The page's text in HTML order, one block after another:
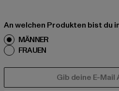
An welchen Produkten bist du
MÄNNER
FRAUEN